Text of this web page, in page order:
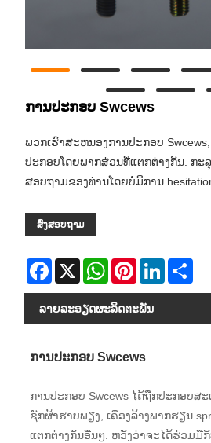
ການປະກອບ Swcews
ພວກເຮົາສະຫນອງການປະກອບ
ປະກອບໂດຍພາກສ່ວນທີ່ແຕກຕ່າງກັນ. ກະ​
ສອບ​ຖາມ​ຂອງ​ທ່ານ​ໂດຍ​ບໍ່​ມີ​ການ
ສົ່ງສອບຖາມ
Facebook
X WhatsAppPinterestLinkedIn
ລາຍ​ລະ​ອຽດ​ຜະ​ລິດ​ຕະ​ພັນ
ການປະກອບ Swcews
ການປະກອບ Swcews ໄດ້ຖືກປະກອບສະ
ຊັກຜ້າຮາບພຽງ, ເຄື່ອງລ້າງພາກຮຽນ
ແຕກຕ່າງກັນອື່ນໆ. ຫວັງວ່າຈະໄດ້ຮ່ວມມື